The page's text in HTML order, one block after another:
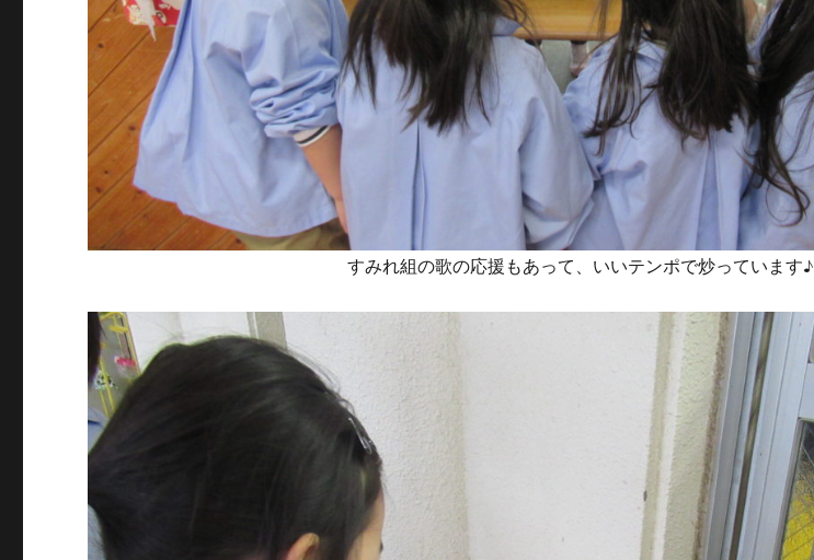
すみれ組の歌の応援もあって、いいテンポで炒っています♪